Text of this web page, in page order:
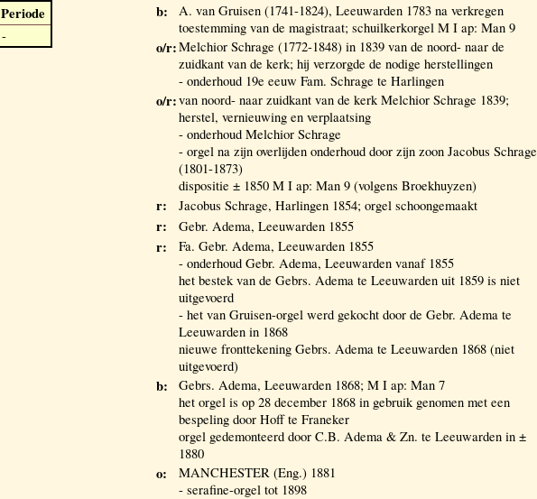
Periode
-
b:
A. van Gruisen (1741-1824), Leeuwarden 1783 na verkregen
toestemming van de magistraat; schuilkerkorgel M I ap: Man 9
o/r:Melchior Schrage (1772-1848) in 1839 van de noord- naar de
zuidkant van de kerk; hij verzorgde de nodige herstellingen
- onderhoud 19e eeuw Fam. Schrage te Harlingen
o/r:van noord- naar zuidkant van de kerk Melchior Schrage 1839;
herstel, vernieuwing en verplaatsing
- onderhoud Melchior Schrage
- orgel na zijn overlijden onderhoud door zijn zoon Jacobus Schrage
(1801-1873)
dispositie ± 1850 M I ap: Man 9 (volgens Broekhuyzen)
r: Jacobus Schrage, Harlingen 1854; orgel schoongemaakt
r: Gebr. Adema, Leeuwarden 1855
r:
Fa. Gebr. Adema, Leeuwarden 1855
- onderhoud Gebr. Adema, Leeuwarden vanaf 1855
het bestek van de Gebrs. Adema te Leeuwarden uit 1859 is niet
uitgevoerd
- het van Gruisen-orgel werd gekocht door de Gebr. Adema te
Leeuwarden in 1868
nieuwe fronttekening Gebrs. Adema te Leeuwarden 1868 (niet
uitgevoerd)
b:
Gebrs. Adema, Leeuwarden 1868; M I ap: Man 7
het orgel is op 28 december 1868 in gebruik genomen met een
bespeling door Hoff te Franeker
orgel gedemonteerd door C.B. Adema & Zn. te Leeuwarden in ±
1880
o:
MANCHESTER (Eng.) 1881
- serafine-orgel tot 1898